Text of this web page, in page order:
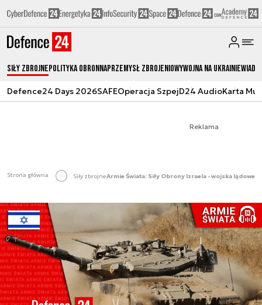
Siły zbrojnePolityka obronnaPrzemysł ZbrojeniowyWojna na Ukrainie
Defence24 Days 2026SAFEOperacja SzpejD24 AudioKarta
Reklama
Strona główna Siły zbrojneArmie Świata: Siły Obrony Izraela - wojska lądowe